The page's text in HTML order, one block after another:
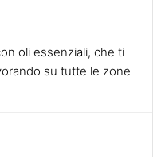
oli essenziali, che ti
su tutte le zone